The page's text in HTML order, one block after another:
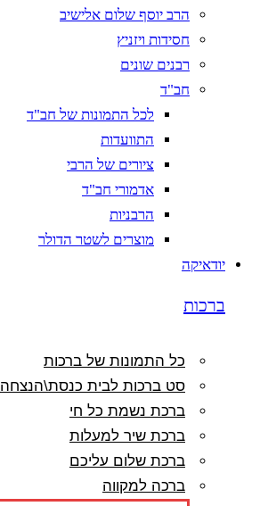
הרב יוסף שלום אלישיב
חסידות ויזניץ
רבנים שונים
חב"ד
לכל התמונות של חב"ד
התוועדות
ציורים של הרבי
אדמורי חב"ד
הרבניות
מוצרים לשטר הדולר
יודאיקה
ברכות
כל התמונות של ברכות
סט ברכות לבית כנסת\הנצחה
ברכת נשמת כל חי
ברכת שיר למעלות
ברכת שלום עליכם
ברכה למקווה